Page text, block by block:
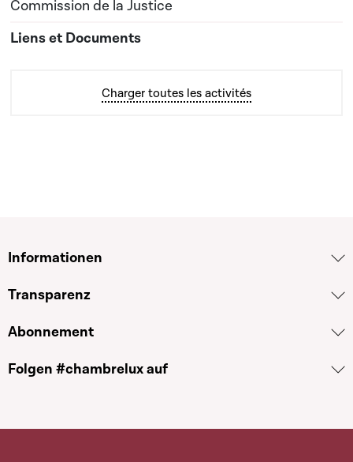
Commission de la Justice
Charger toutes les activités
Informationen
Transparenz
Abonnement
Folgen #chambrelux auf